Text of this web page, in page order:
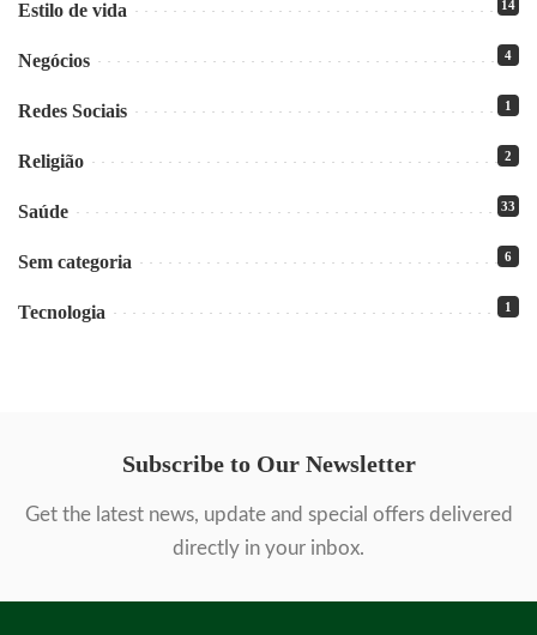
Estilo de vida 14
Negócios 4
Redes Sociais 1
Religião 2
Saúde 33
Sem categoria 6
Tecnologia 1
Subscribe to Our Newsletter
Get the latest news, update and special offers delivered
directly in your inbox.